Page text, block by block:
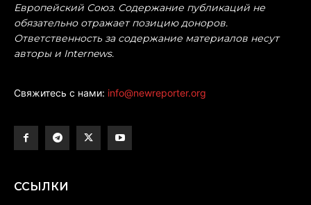
Европейский Союз. Содержание публикаций не
обязательно отражает позицию доноров.
Ответственность за содержание материалов несут
авторы и Internews.
Свяжитесь с нами: info@newreporter.org
ССЫЛКИ